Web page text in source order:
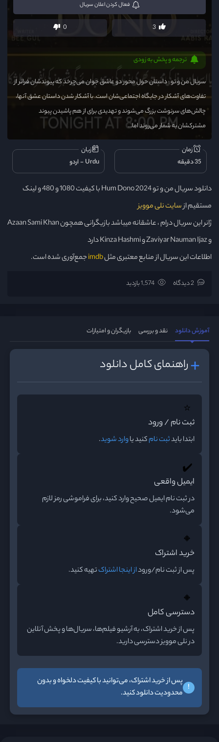
فعالکردن اعلان سریال
3
0
ترجمه و پخش به زودی
سریال من و تو : داستان حول محور دو عاشق جوان می‌چرخد که پیوندشان فراتر از
تفاوت‌های آشکار در جایگاه اجتماعی‌شان است. با آشکار شدن داستان عشق آنها،
چالش‌های سرنوشت بزرگ می‌شوند و تهدیدی برای از هم پاشیدن پیوند
مشترکشان به شمار می‌روند اما...
زمان
35 دقیقه
زبان
Urdu
اردو
دانلود سریال من و تو Hum Dono 2024 با کیفیت 1080 و 480 و لینک
مستقیم ازسایت نلی موویز
ژانر این سریال درام ، عاشقانه میباشد بازیگرانی همچون Azaan Sami Khan
و Zaviyar Nauman Ijaz و Kinza Hashmi دارد
اطلاعات این سریال از منابع معتبری مثل
جمع‌آوری شده است.
آموزش دانلود نقد و بررسی بازیگران و امتیازات
راهنمای کامل دانلود
⭐
ثبت نام / ورود
ابتدا بایدثبت نامکنید یاوارد شوید.
✔️
ایمیل واقعی
در ثبت نام ایمیل صحیح وارد کنید، برای فراموشی رمز لازم
می‌شود.
🔸
خرید اشتراک
پس از ثبت نام/وروداز اینجا اشتراکتهیه کنید.
🔸
دسترسی کامل
پس از خرید اشتراک، به آرشیو فیلم‌ها، سریال‌ها و پخش آنلاین
در نلی موویز دسترسی دارید.
!
پس از خرید اشتراک، می‌توانید با کیفیت دلخواه و بدون
محدودیت دانلود کنید.